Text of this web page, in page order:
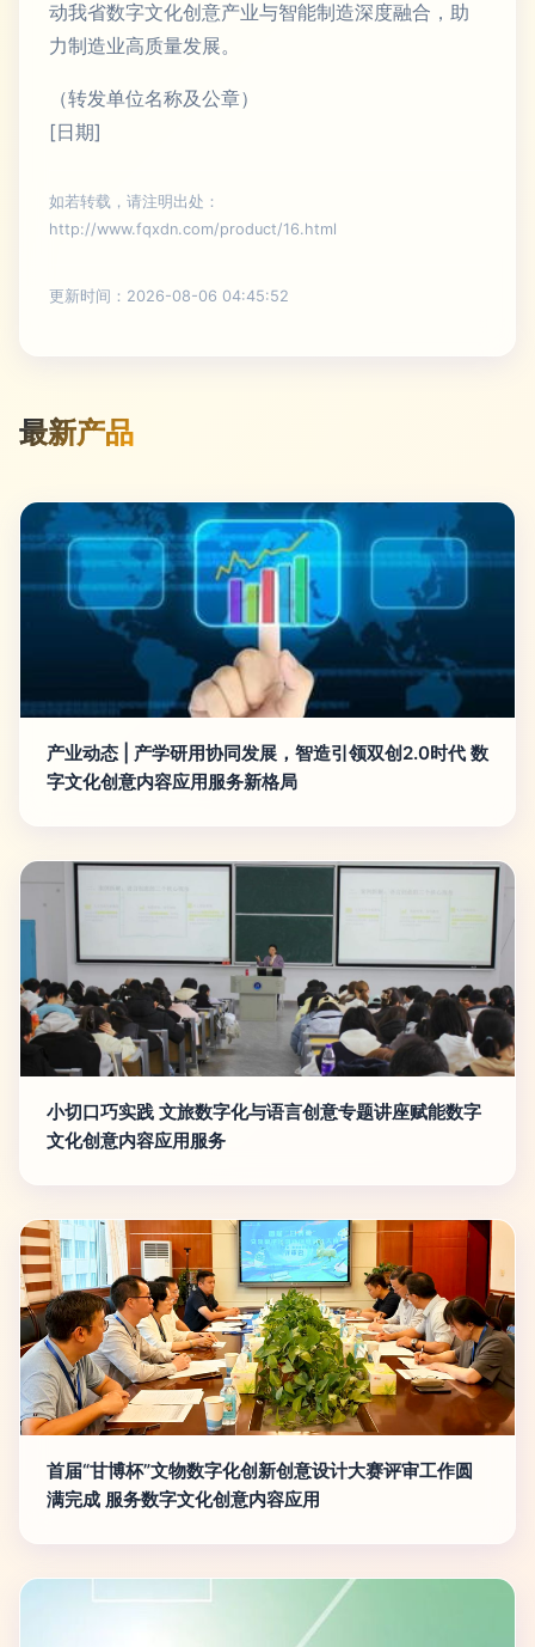
动我省数字文化创意产业与智能制造深度融合，助
力制造业高质量发展。
（转发单位名称及公章）
[日期]
如若转载，请注明出处：
http://www.fqxdn.com/product/16.html
更新时间：2026-08-06 04:45:52
最新产品
产业动态 | 产学研用协同发展，智造引领双创2.0时代 数
字文化创意内容应用服务新格局
小切口巧实践 文旅数字化与语言创意专题讲座赋能数字
文化创意内容应用服务
首届“甘博杯”文物数字化创新创意设计大赛评审工作圆
满完成 服务数字文化创意内容应用